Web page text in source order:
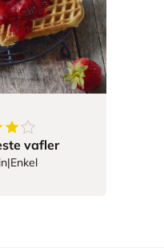
vafler
|Enkel